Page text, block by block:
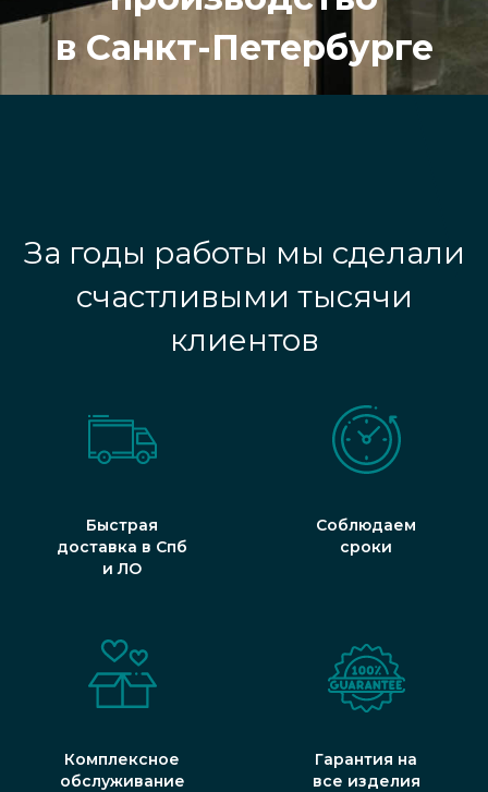
в Санкт-Петербурге
За годы работы мы сделали
счастливыми тысячи
клиентов
Быстрая
доставка в Спб
и ЛО
Соблюдаем
сроки
Комплексное
обслуживание
Гарантия на
все изделия